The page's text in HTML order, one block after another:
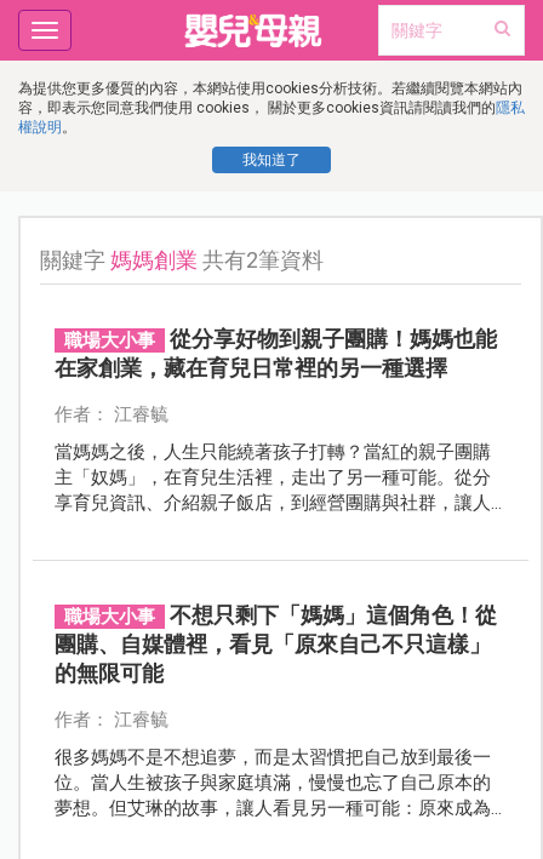
為提供您更多優質的內容，本網站使用cookies分析技術。若繼續閱覽本網站內
容，即表示您同意我們使用 cookies， 關於更多cookies資訊請閱讀我們的隱私
權說明 。
我知道了
Toggle
navigation
關鍵字媽媽創業 共有2筆資料
職場大小事
從分享好物到親子團購！媽媽也能
在家創業，藏在育兒日常裡的另一種選擇
作者： 江睿毓
當媽媽之後，人生只能繞著孩子打轉？當紅的親子團購
主「奴媽」，在育兒生活裡，走出了另一種可能。從分
享育兒資訊、介紹親子飯店，到經營團購與社群，讓人
職場大小事
不想只剩下「媽媽」這個角色！從
團購、自媒體裡，看見「原來自己不只這樣」
的無限可能
作者： 江睿毓
很多媽媽不是不想追夢，而是太習慣把自己放到最後一
位。當人生被孩子與家庭填滿，慢慢也忘了自己原本的
夢想。但艾琳的故事，讓人看見另一種可能：原來成為